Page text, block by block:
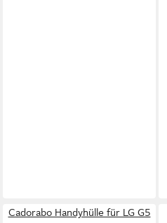
Cadorabo Handyhülle für LG G5